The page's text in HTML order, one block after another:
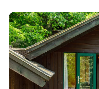
plaats van een afgesloten
slaapgedeeltes zich in een
SZ19000220